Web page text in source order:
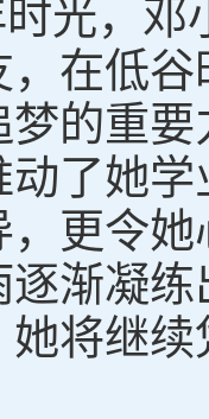
光，
在低
的重
了她
更令
渐凝
将继